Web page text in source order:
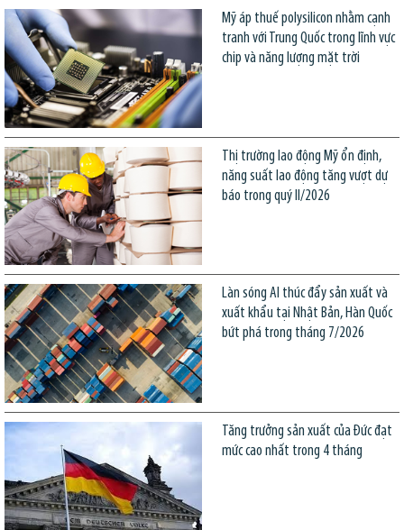
Mỹ áp thuế polysilicon nhằm cạnh
tranh với Trung Quốc trong lĩnh vực
chip và năng lượng mặt trời
Thị trường lao động Mỹ ổn định,
năng suất lao động tăng vượt dự
báo trong quý II/2026
Làn sóng AI thúc đẩy sản xuất và
xuất khẩu tại Nhật Bản, Hàn Quốc
bứt phá trong tháng 7/2026
Tăng trưởng sản xuất của Đức đạt
mức cao nhất trong 4 tháng